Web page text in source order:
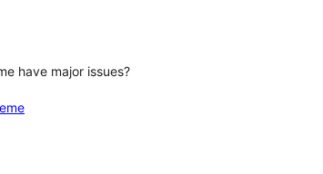
have major issues?